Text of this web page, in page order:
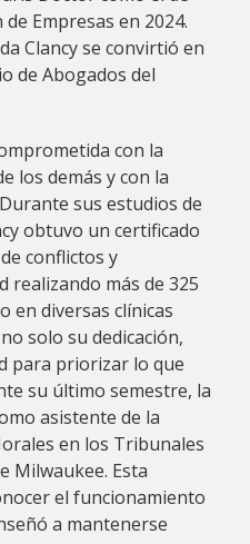
Empresas en 2024.
Clancy se convirtió en
de Abogados del
con la
los demás y con la
sus estudios de
obtuvo un certificado
conflictos y
realizando más de 325
en diversas clínicas
solo su dedicación,
para priorizar lo que
su último semestre, la
asistente de la
en los Tribunales
Milwaukee. Esta
el funcionamiento
a mantenerse